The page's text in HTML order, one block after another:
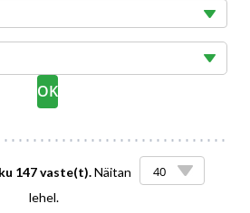
147 vaste(t).Näitan
lehel.